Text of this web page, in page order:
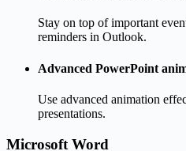
Stay on top of important
reminders in Outlook.
Advanced PowerPoint
Use advanced animation
presentations.
Microsoft Word